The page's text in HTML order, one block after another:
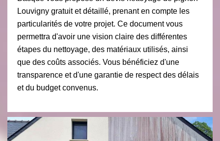
Louvigny gratuit et détaillé, prenant en compte les
particularités de votre projet. Ce document vous
permettra d'avoir une vision claire des différentes
étapes du nettoyage, des matériaux utilisés, ainsi
que des coûts associés. Vous bénéficiez d'une
transparence et d'une garantie de respect des délais
et du budget convenus.